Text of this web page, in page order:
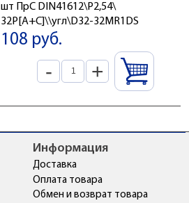
шт ПрС DIN41612\P2,54\
32P[A+C]\\угл\D32-32MR1DS
108 руб.
- +
Информация
Доставка
Оплата товара
Обмен и возврат товара